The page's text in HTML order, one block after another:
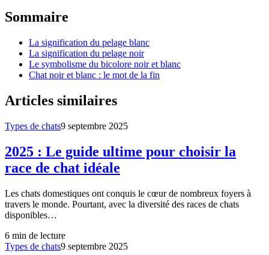
Sommaire
La signification du pelage blanc
La signification du pelage noir
Le symbolisme du bicolore noir et blanc
Chat noir et blanc : le mot de la fin
Articles similaires
Types de chats9 septembre 2025
2025 : Le guide ultime pour choisir la
race de chat idéale
Les chats domestiques ont conquis le cœur de nombreux foyers à
travers le monde. Pourtant, avec la diversité des races de chats
disponibles…
6 min de lecture
Types de chats9 septembre 2025